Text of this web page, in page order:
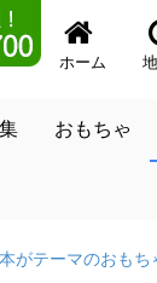
ホーム
おもちゃ
がテーマのおもち